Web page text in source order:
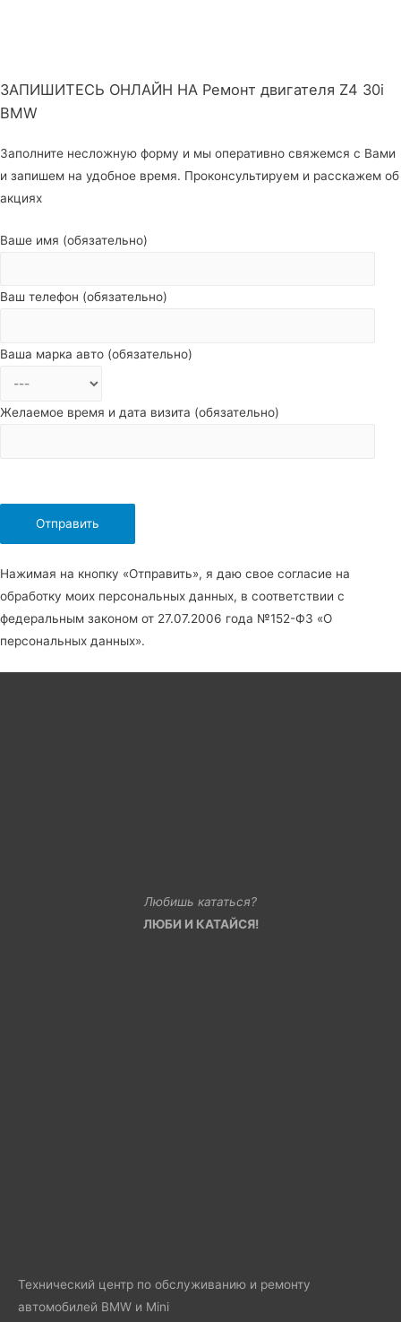
ЗАПИШИТЕСЬ ОНЛАЙН НА Ремонт двигателя Z4 30i
BMW
Заполните несложную форму и мы оперативно свяжемся с Вами
и запишем на удобное время. Проконсультируем и расскажем об
акциях
Ваше имя (обязательно)
Ваш телефон (обязательно)
Ваша марка авто (обязательно)
Желаемое время и дата визита (обязательно)
Нажимая на кнопку «Отправить», я даю свое согласие на
обработку моих персональных данных, в соответствии с
федеральным законом от 27.07.2006 года №152-Ф3 «О
персональных данных».
Любишь кататься?
ЛЮБИ И КАТАЙСЯ!
Технический центр по обслуживанию и ремонту
автомобилей BMW и Mini